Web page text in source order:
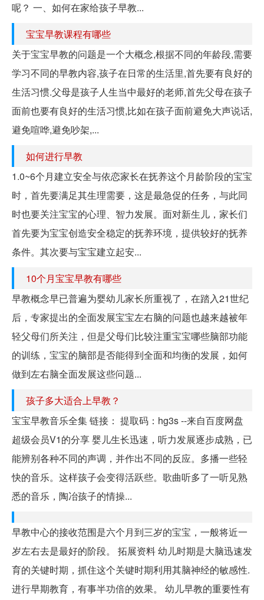
呢？ 一、如何在家给孩子早教...
宝宝早教课程有哪些
关于宝宝早教的问题是一个大概念,根据不同的年龄段,需要
学习不同的早教内容,孩子在日常的生活里,首先要有良好的
生活习惯.父母是孩子人生当中最好的老师,首先父母在孩子
面前也要有良好的生活习惯,比如在孩子面前避免大声说话,
避免喧哗,避免吵架,...
如何进行早教
1.0~6个月建立安全与依恋家长在抚养这个月龄阶段的宝宝
时，首先要满足其生理需要，这是最急促的任务，与此同
时也要关注宝宝的心理、智力发展。面对新生儿，家长们
首先要为宝宝创造安全稳定的抚养环境，提供较好的抚养
条件。其次要与宝宝建立起安...
10个月宝宝早教有哪些
早教概念早已普遍为婴幼儿家长所重视了，在踏入21世纪
后，专家提出的全面发展宝宝左右脑的问题也越来越被年
轻父母们所关注，但是父母们比较注重宝宝哪些脑部功能
的训练，宝宝的脑部是否能得到全面和均衡的发展，如何
做到左右脑全面发展这些问题...
孩子多大适合上早教？
宝宝早教音乐全集 链接： 提取码：hg3s --来自百度网盘
超级会员V1的分享 婴儿生长迅速，听力发展逐步成熟，已
能辨别各种不同的声调，并作出不同的反应。多播一些轻
快的音乐。这样孩子会变得活跃些。歌曲听多了一听见熟
悉的音乐，陶冶孩子的情操...
早教中心的接收范围是六个月到三岁的宝宝，一般将近一
岁左右去是最好的阶段。 拓展资料 幼儿时期是大脑迅速发
育的关键时期，抓住这个关键时期利用其脑神经的敏感性.
进行早期教育，有事半功倍的效果。 幼儿早教的重要性有